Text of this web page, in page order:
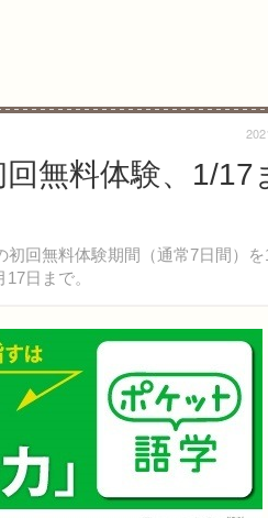
無料体験、1/17
回無料体験期間（通常7日間）を
日まで。